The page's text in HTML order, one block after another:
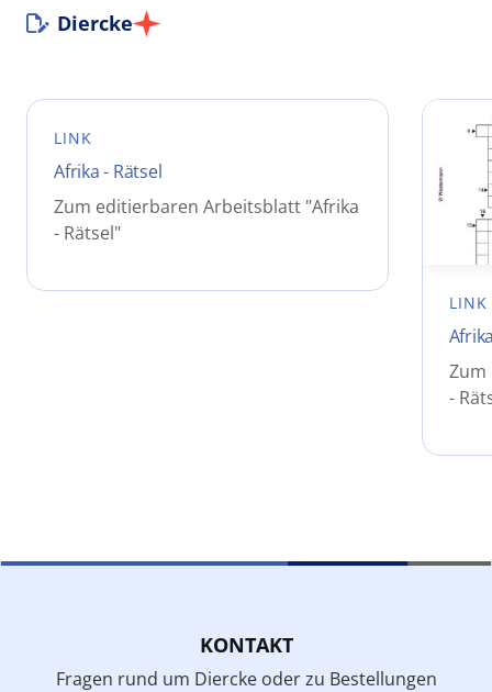
Diercke
LINK
Afrika - Rätsel
Zum editierbaren Arbeitsblatt "Afrika
- Rätsel"
LINK
Zum
-
KONTAKT
Fragen rund um Diercke oder zu Bestellungen